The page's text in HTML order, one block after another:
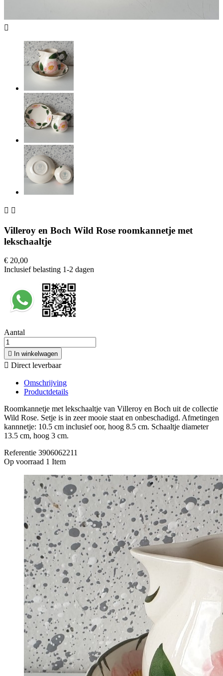

 
Villeroy en Boch Wild Rose roomkannetje met
lekschaaltje
€ 20,00
Inclusief belasting 1-2 dagen
Aantal
 In winkelwagen
 Direct leverbaar
Omschrijving
Productdetails
Roomkannetje met lekschaaltje van Villeroy en Boch uit de collectie
Wild Rose. Setje is in zeer mooie staat en onbeschadigd. Afmetingen
kannnetje: 10.5 cm inclusief oor, hoog 8.5 cm. Schaaltje diameter
13.5 cm, hoog 3 cm.
Referentie 3906062211
Op voorraad 1 Item